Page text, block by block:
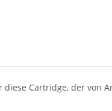
Cartridge, der von